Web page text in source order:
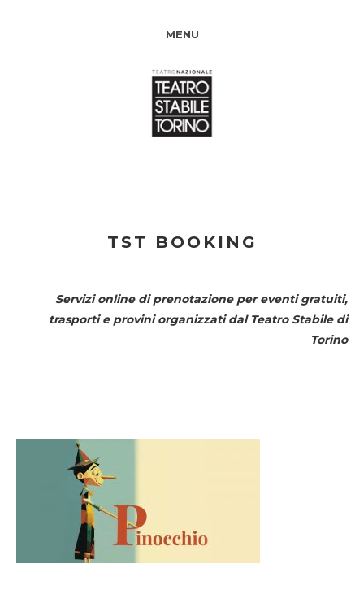
MENU
TST BOOKING
Servizi online di prenotazione per eventi gratuiti,
trasporti e provini organizzati dal Teatro Stabile di
Torino